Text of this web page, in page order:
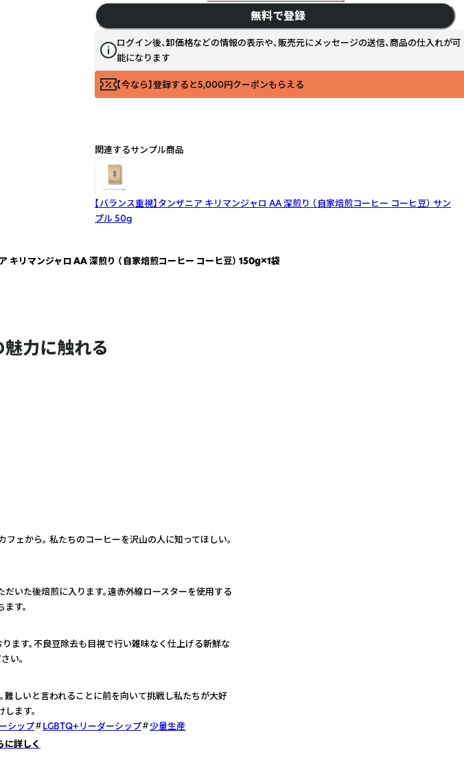
無料で登録
ログイン後、卸価格などの情報の表示や、販売元にメッセージの送信、商品の仕入れが可
能になります
【今なら】登録すると5,000円クーポンもらえる
関連するサンプル商品
【バランス重視】タンザニア キリマンジャロ AA 深煎り （自家焙煎コーヒー コーヒ豆） サン
プル50g
キリマンジャロ AA 深煎り （自家焙煎コーヒー コーヒ豆） 150g×1袋
力に触れる
ェから。 私たちのコーヒーを沢山の人に知ってほしい。
いた後焙煎に入ります。遠赤外線ロースターを使用する
す。
ます。不良豆除去も目視で行い雑味なく仕上げる新鮮な
い。
しいと言われることに前を向いて挑戦し私たちが大好
ます。
シップ LGBTQ+リーダーシップ
少量生産
に詳しく